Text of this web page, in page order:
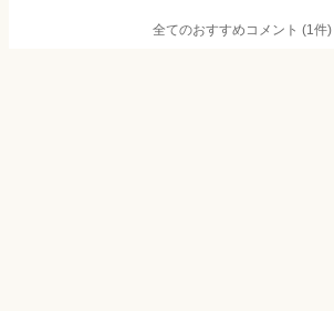
全てのおすすめコメント (1件)